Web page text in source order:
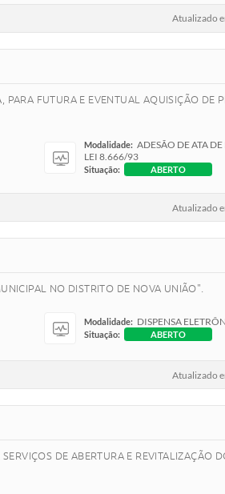
Atualizado
PARA FUTURA E EVENTUAL AQUISIÇÃO DE
Modalidade: ADESÃO DE ATA
LEI 8.666/93
Situação: ABERTO
Atualizado
NO DISTRITO DE NOVA UNIÃO".
Modalidade: DISPENSA
Situação: ABERTO
Atualizado
DE ABERTURA E REVITALIZAÇÃO